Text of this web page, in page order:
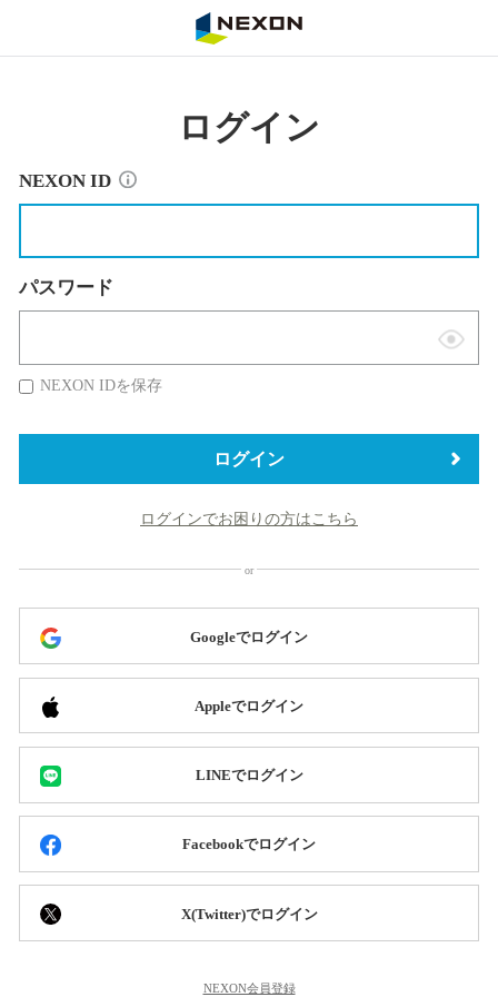
ログイン
NEXON ID
パスワード
表
替
NEXON IDを保存
ログイン
ログインでお困りの方はこちら
Googleでログイン
Appleでログイン
LINEでログイン
Facebookでログイン
X(Twitter)でログイン
NEXON会員登録